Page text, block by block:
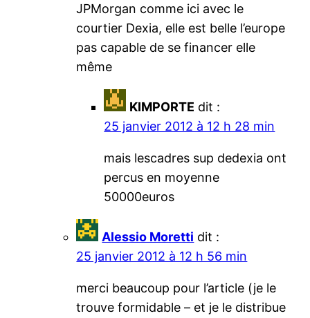
JPMorgan comme ici avec le
courtier Dexia, elle est belle l’europe
pas capable de se financer elle
même
KIMPORTE dit :
25 janvier 2012 à 12 h 28 min
mais lescadres sup dedexia ont
percus en moyenne
50000euros
Alessio Moretti dit :
25 janvier 2012 à 12 h 56 min
merci beaucoup pour l’article (je le
trouve formidable – et je le distribue